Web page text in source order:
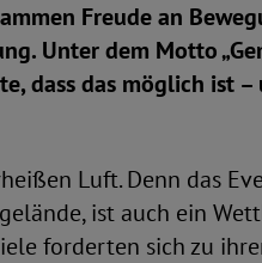
Freude an
Unter dem Motto
dass das möglich ist –
Luft. Denn das
ist auch ein
forderten sich zu